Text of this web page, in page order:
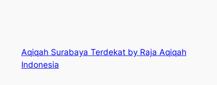
Aqiqah Surabaya Terdekat by Raja Aqiqah
Indonesia